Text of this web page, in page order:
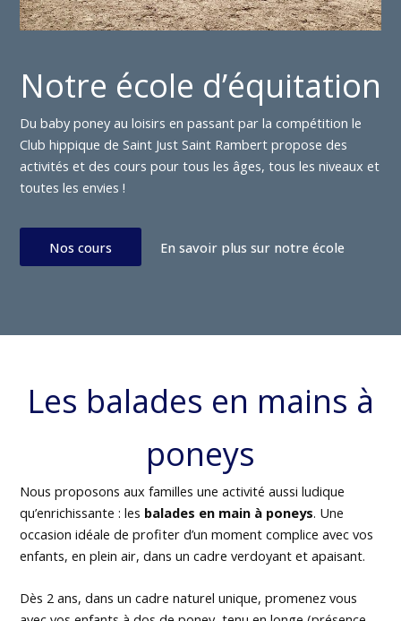
Notre école d’équitation
Du baby poney au loisirs en passant par la compétition le
Club hippique de Saint Just Saint Rambert propose des
activités et des cours pour tous les âges, tous les niveaux et
toutes les envies !
Nos cours En savoir plus sur notre école
Les balades en mains à
poneys
Nous proposons aux familles une activité aussi ludique
qu’enrichissante : les balades en main à poneys. Une
occasion idéale de profiter d’un moment complice avec vos
enfants, en plein air, dans un cadre verdoyant et apaisant.
Dès 2 ans, dans un cadre naturel unique, promenez vous